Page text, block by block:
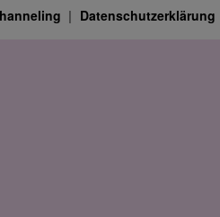
Datenschutz­erklärung